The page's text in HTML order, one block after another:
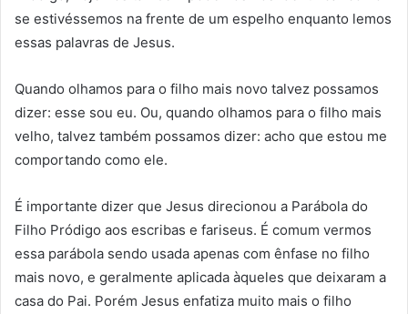
se estivéssemos na frente de um espelho enquanto lemos
essas palavras de Jesus.
Quando olhamos para o filho mais novo talvez possamos
dizer: esse sou eu. Ou, quando olhamos para o filho mais
velho, talvez também possamos dizer: acho que estou me
comportando como ele.
É importante dizer que Jesus direcionou a Parábola do
Filho Pródigo aos escribas e fariseus. É comum vermos
essa parábola sendo usada apenas com ênfase no filho
mais novo, e geralmente aplicada àqueles que deixaram a
casa do Pai. Porém Jesus enfatiza muito mais o filho